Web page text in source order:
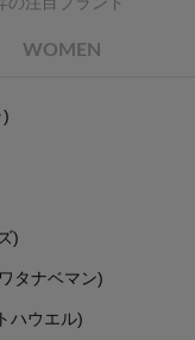
の注目ブランド
WOMEN
)
)
タナベマン)
ハウエル)